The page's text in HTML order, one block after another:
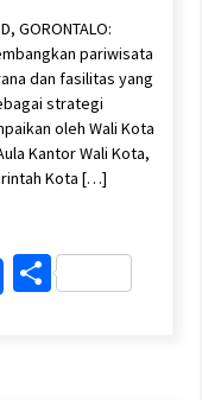
GORONTALO:
pariwisata
dan fasilitas yang
strategi
oleh Wali Kota
Kantor Wali Kota,
Kota […]
Share